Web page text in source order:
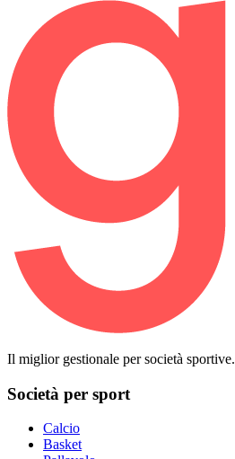
Il miglior gestionale per società sportive.
Società per sport
Calcio
Basket